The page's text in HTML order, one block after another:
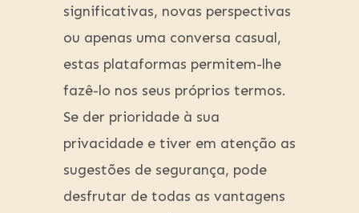
significativas, novas perspectivas
ou apenas uma conversa casual,
estas plataformas permitem-lhe
fazê-lo nos seus próprios termos.
Se der prioridade à sua
privacidade e tiver em atenção as
sugestões de segurança, pode
desfrutar de todas as vantagens